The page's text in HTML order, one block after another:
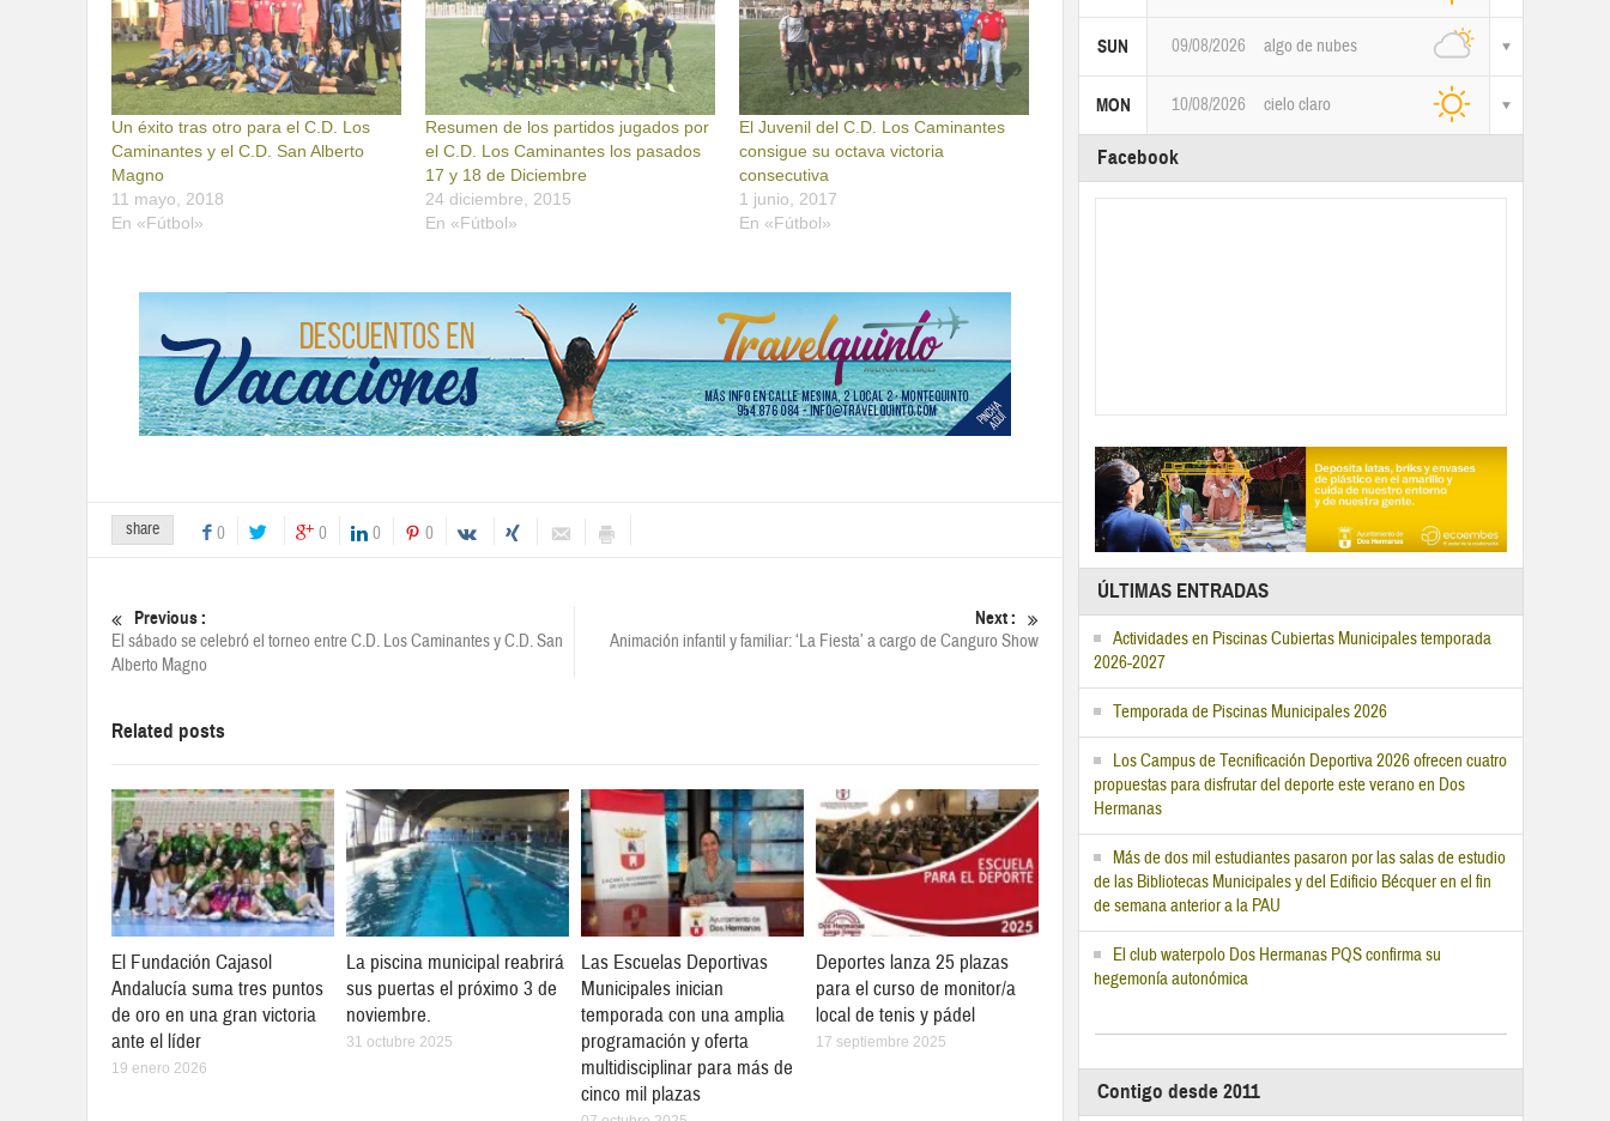
Un éxito tras otro para el C.D. Los
Caminantes y el C.D. San Alberto
Magno
11 mayo, 2018
En «Fútbol»
Resumen de los partidos jugados por
el C.D. Los Caminantes los pasados
17 y 18 de Diciembre
24 diciembre, 2015
En «Fútbol»
El Juvenil del C.D. Los Caminantes
consigue su octava victoria
consecutiva
1 junio, 2017
En «Fútbol»
share 0 0 0 0
Previous :
El sábado se celebró el torneo entre C.D. Los Caminantes y C.D. San
Alberto Magno
Next :
Animación infantil y familiar: ‘La Fiesta’ a cargo de Canguro Show
Related posts
El Fundación Cajasol
Andalucía suma tres puntos
de oro en una gran victoria
ante el líder
19 enero 2026
La piscina municipal reabrirá
sus puertas el próximo 3 de
noviembre.
31 octubre 2025
Las Escuelas Deportivas
Municipales inician
temporada con una amplia
programación y oferta
multidisciplinar para más de
cinco mil plazas
Deportes lanza 25 plazas
para el curso de monitor/a
local de tenis y pádel
17 septiembre 2025
SUN 09/08/2026 algo de nubes
MON 10/08/2026 cielo claro
Facebook
ÚLTIMAS ENTRADAS
Actividades en Piscinas Cubiertas Municipales temporada
2026-2027
Temporada de Piscinas Municipales 2026
Los Campus de Tecnificación Deportiva 2026 ofrecen cuatro
propuestas para disfrutar del deporte este verano en Dos
Hermanas
Más de dos mil estudiantes pasaron por las salas de estudio
de las Bibliotecas Municipales y del Edificio Bécquer en el fin
de semana anterior a la PAU
El club waterpolo Dos Hermanas PQS confirma su
hegemonía autonómica
Contigo desde 2011